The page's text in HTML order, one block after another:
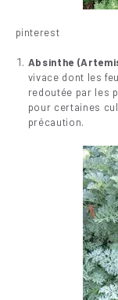
pinterest
Absinthe
vivace dont les
redoutée par les
pour certaines
précaution.